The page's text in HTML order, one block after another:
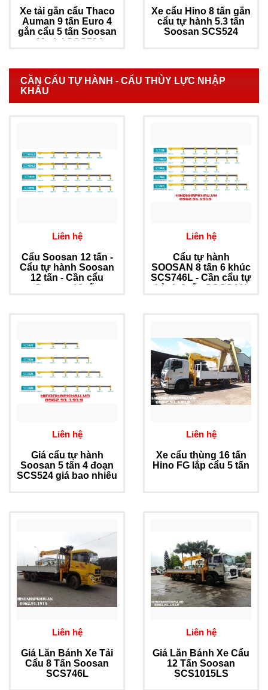
Xe tải gắn cẩu Thaco
Auman 9 tấn Euro 4
gắn cẩu 5 tấn Soosan
- Model SCS524
Xe cẩu Hino 8 tấn gắn
cẩu tự hành 5.3 tấn
Soosan SCS524
CẦN CẨU TỰ HÀNH - CẨU THỦY LỰC NHẬP
KHẨU
Liên hệ
Cẩu Soosan 12 tấn -
Cẩu tự hành Soosan
12 tấn - Cần cẩu
Soosan 12 tấn
Liên hệ
Cẩu tự hành
SOOSAN 8 tấn 6 khúc
SCS746L - Cần cẩu tự
hành 8 tấn SOOSAN
Liên hệ
Giá cẩu tự hành
Soosan 5 tấn 4 đoạn
SCS524 giá bao nhiêu
Liên hệ
Xe cẩu thùng 16 tấn
Hino FG lắp cẩu 5 tấn
Liên hệ
Giá Lăn Bánh Xe Tải
Cẩu 8 Tấn Soosan
SCS746L
Liên hệ
Giá Lăn Bánh Xe Cẩu
12 Tấn Soosan
SCS1015LS